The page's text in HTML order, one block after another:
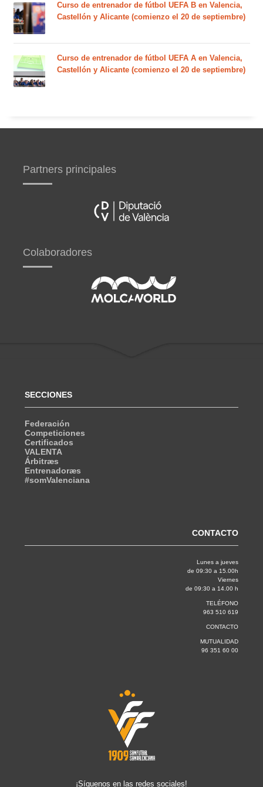
Curso de entrenador de fútbol UEFA B en Valencia,
Castellón y Alicante (comienzo el 20 de septiembre)
Curso de entrenador de fútbol UEFA A en Valencia,
Castellón y Alicante (comienzo el 20 de septiembre)
Partners principales
Colaboradores
SECCIONES
Federación
Competiciones
Certificados
VALENTA
Árbitræs
Entrenadoræs
#somValenciana
CONTACTO
Lunes a jueves
de 09:30 a 15.00h
Viernes
de 09:30 a 14.00 h
TELÉFONO
963 510 619
CONTACTO
MUTUALIDAD
96 351 60 00
¡Síguenos en las redes sociales!